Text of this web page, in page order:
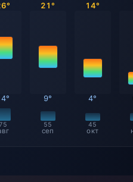
75
21°
9°
55
сеп
14°
4°
45
окт